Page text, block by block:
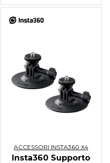
ACCESSORI INSTA360 X4
Insta360 Supporto